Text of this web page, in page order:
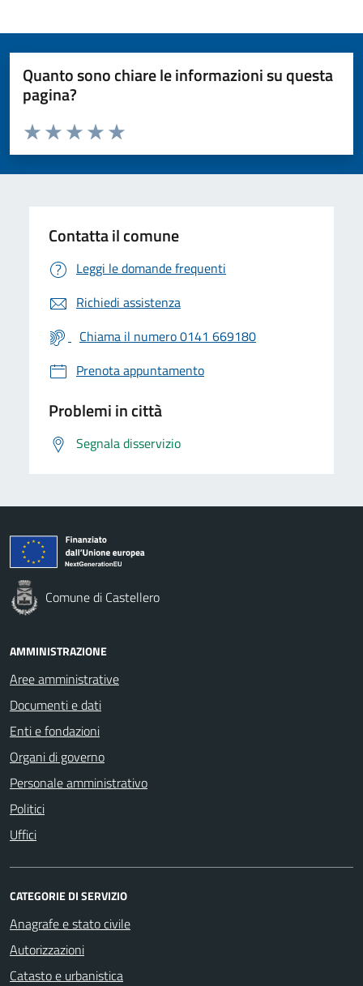
Quanto sono chiare le informazioni su questa
pagina?
Valuta da 1 a 5 stelle la pagina
Valuta 5 stelle su 5
Valuta 4 stelle su 5
Valuta 3 stelle su 5
Valuta 2 stelle su 5
Valuta 1 stelle su 5
Contatta il comune
Leggi le domande frequenti
Richiedi assistenza
Chiama il numero 0141 669180
Prenota appuntamento
Problemi in città
Segnala disservizio
Comune di Castellero
AMMINISTRAZIONE
Aree amministrative
Documenti e dati
Enti e fondazioni
Organi di governo
Personale amministrativo
Politici
Uffici
CATEGORIE DI SERVIZIO
Anagrafe e stato civile
Autorizzazioni
Catasto e urbanistica